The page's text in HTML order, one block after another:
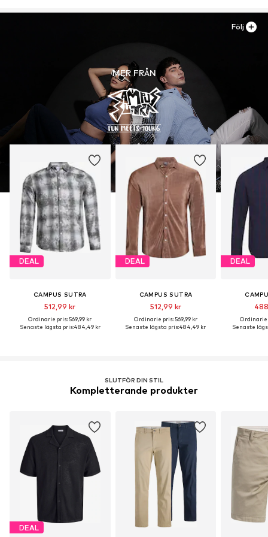
yankit@campussutra.in
MER FRÅN
DEAL
CAMPUS SUTRA
512,99 kr
Ordinarie pris: 569,99 kr
Senaste lägsta pris:484,49 kr
DEAL
CAMPUS SUTRA
512,99 kr
Ordinarie pris: 569,99 kr
Senaste lägsta pris:484,49 kr
DEAL
Ordinarie
Senaste
Följ
SLUTFÖR DIN STIL
Kompletterande produkter
DEAL